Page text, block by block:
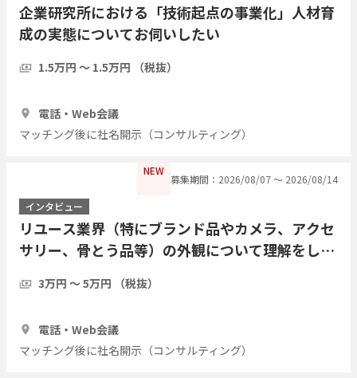
企業研究所における「技術起点の事業化」人材育
成の実態についてお伺いしたい
1.5万円 〜 1.5万円 （税抜）
電話・Web会議
マッチング後に社名開示（コンサルティング）
NEW
募集期間：2026/08/07 〜 2026/08/14
インタビュー
リユース業界（特にブランド品やカメラ、アクセ
サリー、骨とう品等）の外観について理解をした
3万円 〜 5万円 （税抜）
電話・Web会議
マッチング後に社名開示（コンサルティング）